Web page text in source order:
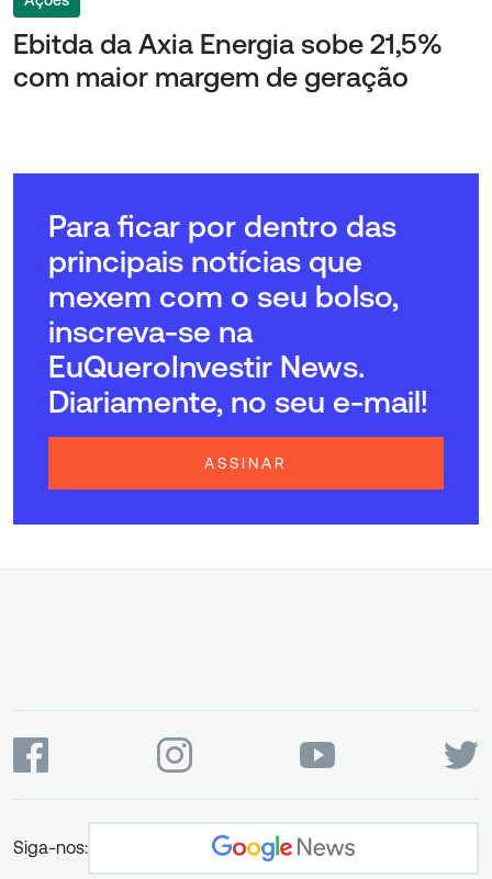
Ebitda da Axia Energia sobe 21,5%
com maior margem de geração
Para ficar por dentro das
principais notícias que
mexem com o seu bolso,
inscreva-se na
EuQueroInvestir News.
Diariamente, no seu e-mail!
ASSINAR
Siga-nos: